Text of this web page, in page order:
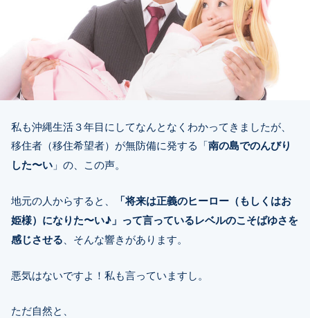
私も沖縄生活３年目にしてなんとなくわかってきましたが、
移住者（移住希望者）が無防備に発する「南の島でのんびり
した〜い 」の、この声。
地元の人からすると、
「将来は正義のヒーロー（もしくはお
姫様）になりた〜い♪」って言っているレベルのこそばゆさを
感じさせる 、そんな響きがあります。
悪気はないですよ！私も言っていますし。
ただ自然と、